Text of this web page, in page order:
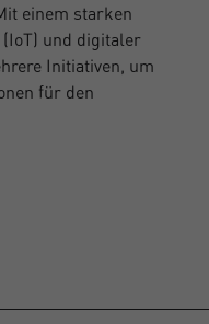
einem starken
und digitaler
Initiativen, um
für den